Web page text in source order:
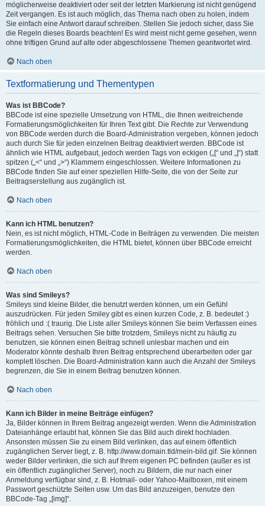
möglicherweise deaktiviert oder seit der letzten Markierung ist nicht genügend
Zeit vergangen. Es ist auch möglich, das Thema nach oben zu holen, indem
Sie einfach eine Antwort darauf schreiben. Stellen Sie jedoch sicher, dass Sie
die Regeln dieses Boards beachten! Es wird meist nicht gerne gesehen, wenn
ohne triftigen Grund auf alte oder abgeschlossene Themen geantwortet wird.
Nach oben
Textformatierung und Thementypen
Was ist BBCode?
BBCode ist eine spezielle Umsetzung von HTML, die Ihnen weitreichende
Formatierungsmöglichkeiten für Ihren Text gibt. Die Rechte zur Verwendung
von BBCode werden durch die Board-Administration vergeben, können jedoch
auch durch Sie für jeden einzelnen Beitrag deaktiviert werden. BBCode ist
ähnlich wie HTML aufgebaut, jedoch werden Tags von eckigen („[“ und „]“) statt
spitzen („<“ und „>“) Klammern eingeschlossen. Weitere Informationen zu
BBCode finden Sie auf einer speziellen Hilfe-Seite, die von der Seite zur
Beitragserstellung aus zugänglich ist.
Nach oben
Kann ich HTML benutzen?
Nein, es ist nicht möglich, HTML-Code in Beiträgen zu verwenden. Die meisten
Formatierungsmöglichkeiten, die HTML bietet, können über BBCode erreicht
werden.
Nach oben
Was sind Smileys?
Smileys sind kleine Bilder, die benutzt werden können, um ein Gefühl
auszudrücken. Für jeden Smiley gibt es einen kurzen Code, z. B. bedeutet :)
fröhlich und :( traurig. Die Liste aller Smileys können Sie beim Verfassen eines
Beitrags sehen. Versuchen Sie bitte trotzdem, Smileys nicht zu häufig zu
benutzen, sie können einen Beitrag schnell unlesbar machen und ein
Moderator könnte deshalb Ihren Beitrag entsprechend überarbeiten oder gar
komplett löschen. Die Board-Administration kann auch die Anzahl der Smileys
begrenzen, die Sie in einem Beitrag benutzen können.
Nach oben
Kann ich Bilder in meine Beiträge einfügen?
Ja, Bilder können in Ihrem Beitrag angezeigt werden. Wenn die Administration
Dateianhänge erlaubt hat, können Sie das Bild auch direkt hochladen.
Ansonsten müssen Sie zu einem Bild verlinken, das auf einem öffentlich
zugänglichen Server liegt, z. B. http://www.domain.tld/mein-bild.gif. Sie können
weder Bilder verlinken, die sich auf Ihrem eigenen PC befinden (außer es ist
ein öffentlich zugänglicher Server), noch zu Bildern, die nur nach einer
Anmeldung verfügbar sind, z. B. Hotmail- oder Yahoo-Mailboxen, mit einem
Passwort geschützte Seiten usw. Um das Bild anzuzeigen, benutze den
BBCode-Tag „[img]“.